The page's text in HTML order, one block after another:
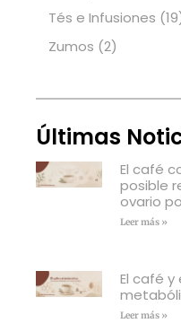
Tés e Infusiones
Zumos (2)
Últimas
El café
posible
ovario
Leer más »
El café y
Leer más »